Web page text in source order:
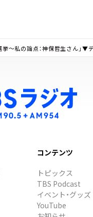
挙～私の論点：神保哲生さん」
コンテンツ
トピックス
TBS Podcast
イベント・グッズ
YouTube